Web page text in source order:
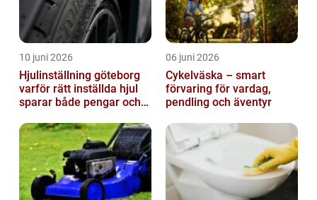
10 juni 2026
Hjulinställning göteborg
varför rätt inställda hjul
sparar både pengar och
06 juni 2026
Cykelväska – smart
förvaring för vardag,
pendling och äventyr